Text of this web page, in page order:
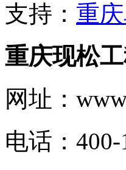
支持： 重
重庆现松
网址：
电话：